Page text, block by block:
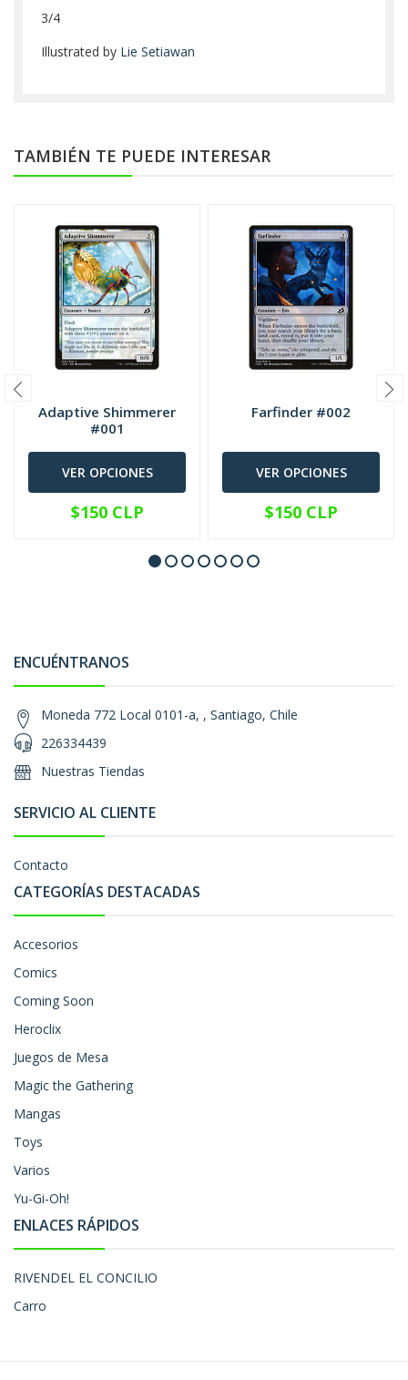
3/4
Illustrated by Lie Setiawan
TAMBIÉN TE PUEDE INTERESAR
Adaptive Shimmerer
#001
VER OPCIONES
$150 CLP
Farfinder #002
VER OPCIONES
$150 CLP
ENCUÉNTRANOS
Moneda 772 Local 0101-a, , Santiago, Chile
226334439
Nuestras Tiendas
SERVICIO AL CLIENTE
Contacto
CATEGORÍAS DESTACADAS
Accesorios
Comics
Coming Soon
Heroclix
Juegos de Mesa
Magic the Gathering
Mangas
Toys
Varios
Yu-Gi-Oh!
ENLACES RÁPIDOS
RIVENDEL EL CONCILIO
Carro